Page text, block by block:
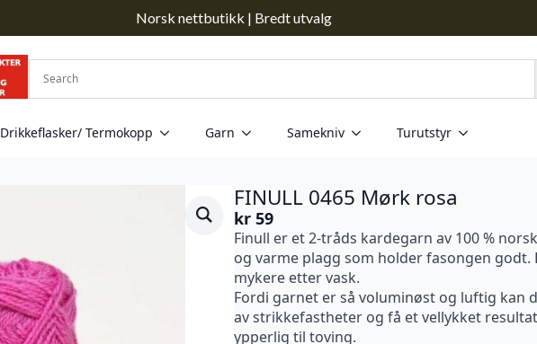
Norsk nettbutikk | Bredt utvalg
Drikkeflasker/ Termokopp Garn Samekniv Turutstyr
FINULL 0465 Mørk rosa
kr 59
Finull er et 2-tråds kardegarn av 100 %
og varme plagg som holder fasongen
mykere etter vask.
Fordi garnet er så voluminøst og luftig kan
av strikkefastheter og få et vellykket
ypperlig til toving.